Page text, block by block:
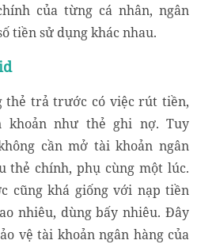
của từng cá nhân, ngân
tiền sử dụng khác nhau.
thẻ trả trước có việc rút tiền,
khoản như thẻ ghi nợ. Tuy
cần mở tài khoản ngân
thẻ chính, phụ cùng một lúc.
cũng khá giống với nạp tiền
nhiêu, dùng bấy nhiêu. Đây
vệ tài khoản ngân hàng của